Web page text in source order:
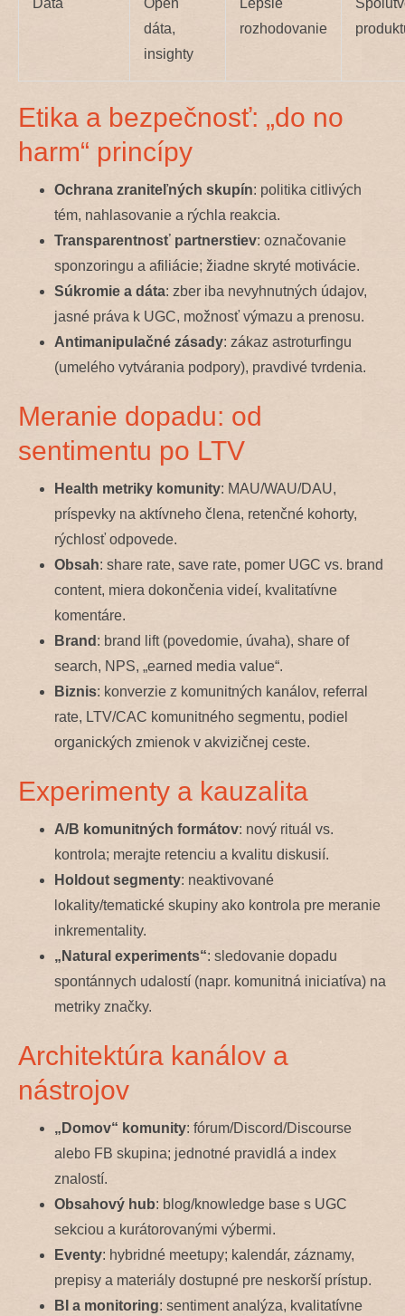
dáta,
insighty
rozhodovanie
Etika a bezpečnosť: „do no
harm“ princípy
Ochrana zraniteľných skupín: politika citlivých
tém, nahlasovanie a rýchla reakcia.
Transparentnosť partnerstiev: označovanie
sponzoringu a afiliácie; žiadne skryté motivácie.
Súkromie a dáta: zber iba nevyhnutných údajov,
jasné práva k UGC, možnosť výmazu a prenosu.
Antimanipulačné zásady: zákaz astroturfingu
(umelého vytvárania podpory), pravdivé tvrdenia.
Meranie dopadu: od
sentimentu po LTV
Health metriky komunity: MAU/WAU/DAU,
príspevky na aktívneho člena, retenčné kohorty,
rýchlosť odpovede.
Obsah: share rate, save rate, pomer UGC vs. brand
content, miera dokončenia videí, kvalitatívne
komentáre.
Brand : brand lift (povedomie, úvaha), share of
search, NPS, „earned media value“.
Biznis: konverzie z komunitných kanálov, referral
rate, LTV/CAC komunitného segmentu, podiel
organických zmienok v akvizičnej ceste.
Experimenty a kauzalita
A/B komunitných formátov: nový rituál vs.
kontrola; merajte retenciu a kvalitu diskusií.
Holdout segmenty: neaktivované
lokality/tematické skupiny ako kontrola pre meranie
inkrementality.
„Natural experiments“: sledovanie dopadu
spontánnych udalostí (napr. komunitná iniciatíva) na
metriky značky.
Architektúra kanálov a
nástrojov
„Domov“ komunity: fórum/Discord/Discourse
alebo FB skupina; jednotné pravidlá a index
znalostí.
Obsahový hub: blog/knowledge base s UGC
sekciou a kurátorovanými výbermi.
Eventy: hybridné meetupy; kalendár, záznamy,
prepisy a materiály dostupné pre neskorší prístup.
BI a monitoring: sentiment analýza, kvalitatívne